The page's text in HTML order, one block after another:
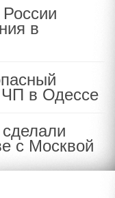
в
ЧП в Одессе
с Москвой